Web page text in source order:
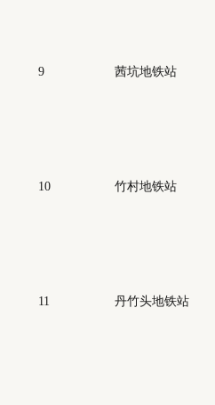
9 茜坑地铁站
10 竹村地铁站
11 丹竹头地铁站